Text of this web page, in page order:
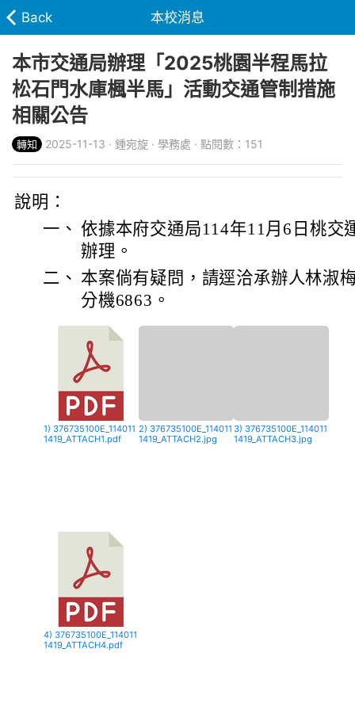
Back 本校消息
本市交通局辦理「2025桃園半程馬拉
松石門水庫楓半馬」活動交通管制措施
相關公告
轉知 2025-11-13 · 鍾宛旋 · 學務處 · 點閱數：151
說明：
一、 依據本府交通局114年11月6日桃交
辦理。
二、 本案倘有疑問，請逕洽承辦人林淑
分機6863。
1) 376735100E_114011
1419_ATTACH1.pdf
2) 376735100E_114011
1419_ATTACH2.jpg
3) 376735100E_114011
1419_ATTACH3.jpg
4) 376735100E_114011
1419_ATTACH4.pdf